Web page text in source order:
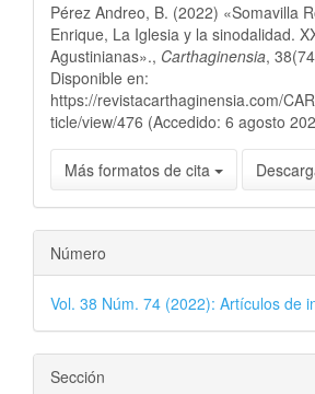
Pérez Andreo, B. (2022) «Somavilla
Enrique, La Iglesia y la sinodalidad.
Agustinianas»., Carthaginensia,
Disponible en:
https://revistacarthaginensia.com/
ticle/view/476 (Accedido: 6 agosto
Más formatos de cita
Número
Vol. 38 Núm. 74 (2022): Artículos de
Sección